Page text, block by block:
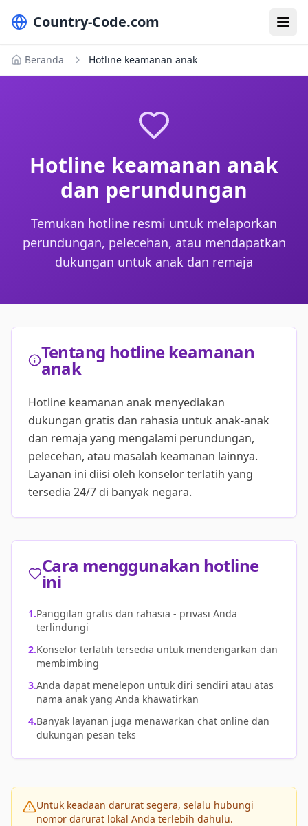
Country-Code.com
Beranda Hotline keamanan anak
Hotline keamanan anak
dan perundungan
Temukan hotline resmi untuk melaporkan
perundungan, pelecehan, atau mendapatkan
dukungan untuk anak dan remaja
Tentang hotline keamanan
anak
Hotline keamanan anak menyediakan
dukungan gratis dan rahasia untuk anak-anak
dan remaja yang mengalami perundungan,
pelecehan, atau masalah keamanan lainnya.
Layanan ini diisi oleh konselor terlatih yang
tersedia 24/7 di banyak negara.
Cara menggunakan hotline
ini
1.Panggilan gratis dan rahasia - privasi Anda
terlindungi
2.Konselor terlatih tersedia untuk mendengarkan dan
membimbing
3.Anda dapat menelepon untuk diri sendiri atau atas
nama anak yang Anda khawatirkan
4.Banyak layanan juga menawarkan chat online dan
dukungan pesan teks
Untuk keadaan darurat segera, selalu hubungi
nomor darurat lokal Anda terlebih dahulu.